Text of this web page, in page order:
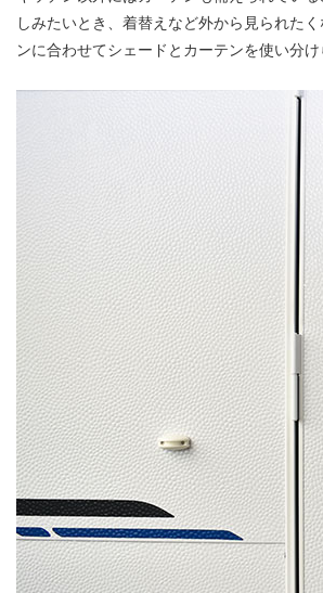
しみたいとき、着替えなど外から見られた
ンに合わせてシェードとカーテンを使い分け